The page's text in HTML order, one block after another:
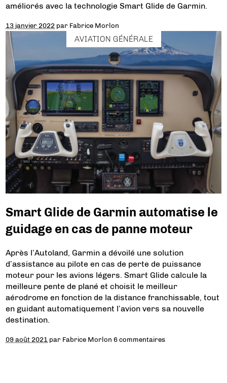
améliorés avec la technologie Smart Glide de Garmin.
13 janvier 2022 par Fabrice Morlon
AVIATION GÉNÉRALE
Smart Glide de Garmin automatise le
guidage en cas de panne moteur
Après l’Autoland, Garmin a dévoilé une solution
d’assistance au pilote en cas de perte de puissance
moteur pour les avions légers. Smart Glide calcule la
meilleure pente de plané et choisit le meilleur
aérodrome en fonction de la distance franchissable, tout
en guidant automatiquement l’avion vers sa nouvelle
destination.
09 août 2021 par Fabrice Morlon 6 commentaires